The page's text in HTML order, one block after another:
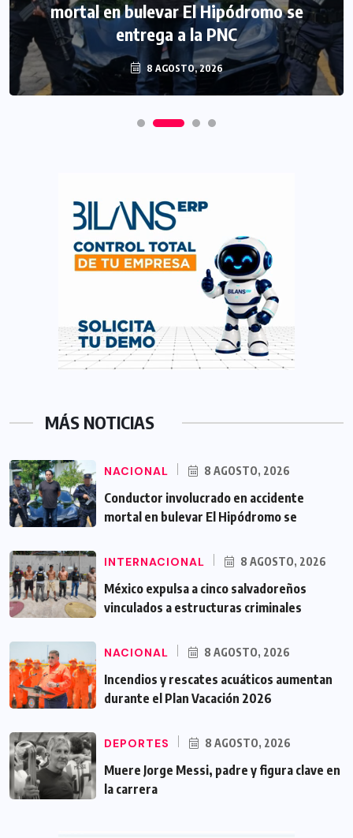
mortal en bulevar El Hipódromo se
entrega a la PNC
8 AGOSTO, 2026
MÁS NOTICIAS
NACIONAL 8 AGOSTO, 2026
Conductor involucrado en accidente
mortal en bulevar El Hipódromo se
INTERNACIONAL 8 AGOSTO, 2026
México expulsa a cinco salvadoreños
vinculados a estructuras criminales
NACIONAL 8 AGOSTO, 2026
Incendios y rescates acuáticos aumentan
durante el Plan Vacación 2026
DEPORTES 8 AGOSTO, 2026
Muere Jorge Messi, padre y figura clave en
la carrera